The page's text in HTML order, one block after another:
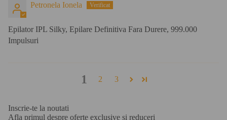
Petronela Ionela
Epilator IPL Silky, Epilare Definitiva Fara Durere, 999.000
Impulsuri
1 2 3
Inscrie-te la noutati
Afla primul despre oferte exclusive si reduceri